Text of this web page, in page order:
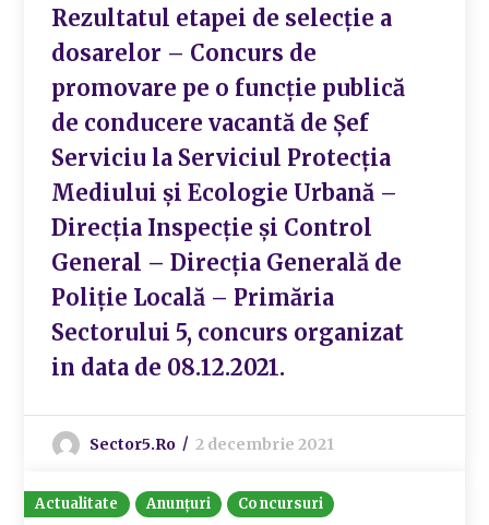
Rezultatul etapei de selecție a
dosarelor – Concurs de
promovare pe o funcție publică
de conducere vacantă de Șef
Serviciu la Serviciul Protecția
Mediului și Ecologie Urbană –
Direcția Inspecție și Control
General – Direcția Generală de
Poliție Locală – Primăria
Sectorului 5, concurs organizat
in data de 08.12.2021.
Sector5.ro 2 decembrie 2021
Actualitate Anunțuri Concursuri